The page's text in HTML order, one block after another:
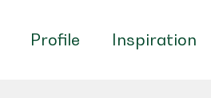
Profile Inspiration